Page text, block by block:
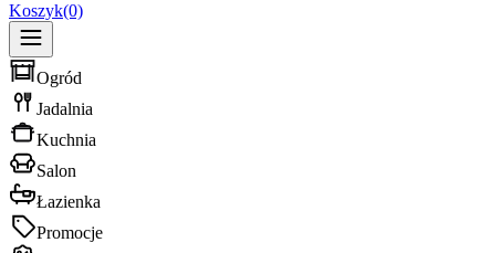
Koszyk(0)
Ogród
Jadalnia
Kuchnia
Salon
Łazienka
Promocje